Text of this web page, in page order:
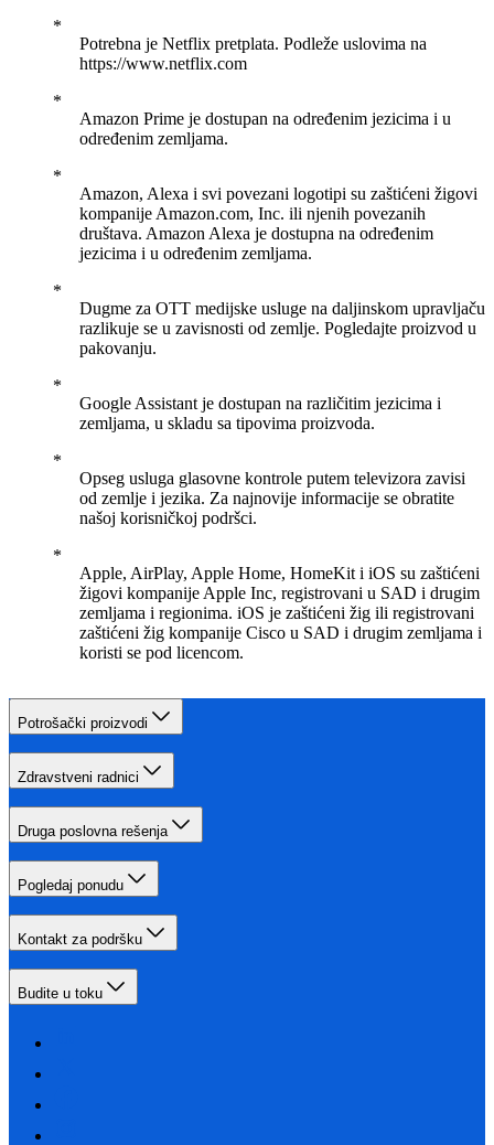
Potrebna je Netflix pretplata. Podleže uslovima na
https://www.netflix.com
Amazon Prime je dostupan na određenim jezicima i u
određenim zemljama.
Amazon, Alexa i svi povezani logotipi su zaštićeni žigovi
kompanije Amazon.com, Inc. ili njenih povezanih
društava. Amazon Alexa je dostupna na određenim
jezicima i u određenim zemljama.
Dugme za OTT medijske usluge na daljinskom upravljaču
razlikuje se u zavisnosti od zemlje. Pogledajte proizvod u
pakovanju.
Google Assistant je dostupan na različitim jezicima i
zemljama, u skladu sa tipovima proizvoda.
Opseg usluga glasovne kontrole putem televizora zavisi
od zemlje i jezika. Za najnovije informacije se obratite
našoj korisničkoj podršci.
Apple, AirPlay, Apple Home, HomeKit i iOS su zaštićeni
žigovi kompanije Apple Inc, registrovani u SAD i drugim
zemljama i regionima. iOS je zaštićeni žig ili registrovani
zaštićeni žig kompanije Cisco u SAD i drugim zemljama i
koristi se pod licencom.
Potrošački proizvodi
Zdravstveni radnici
Druga poslovna rešenja
Pogledaj ponudu
Kontakt za podršku
Budite u toku